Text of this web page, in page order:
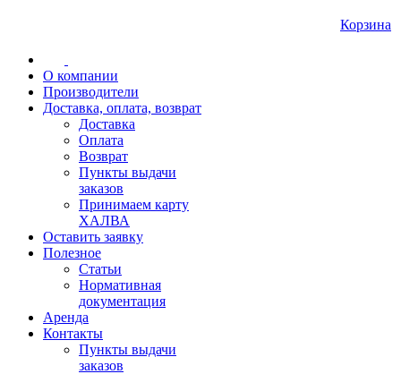
Корзина
О компании
Производители
Доставка, оплата, возврат
Доставка
Оплата
Возврат
Пункты выдачи
заказов
Принимаем карту
ХАЛВА
Оставить заявку
Полезное
Статьи
Нормативная
документация
Аренда
Контакты
Пункты выдачи
заказов